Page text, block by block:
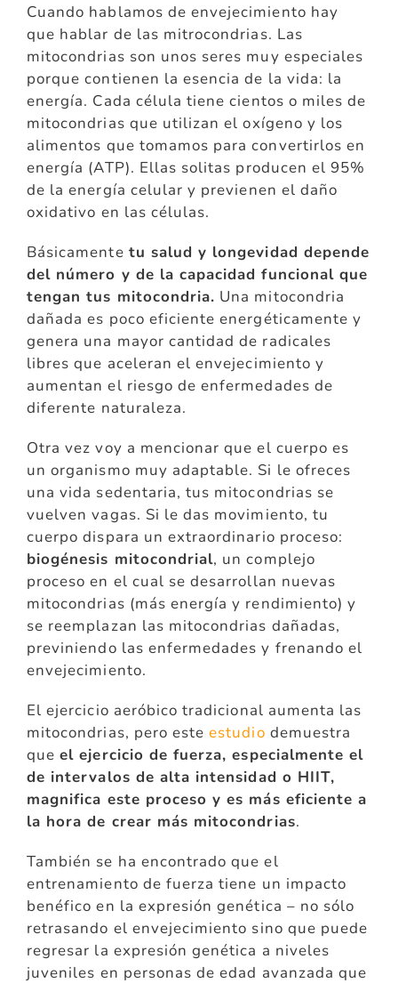
Cuando hablamos de envejecimiento hay
que hablar de las mitrocondrias. Las
mitocondrias son unos seres muy especiales
porque contienen la esencia de la vida: la
energía. Cada célula tiene cientos o miles de
mitocondrias que utilizan el oxígeno y los
alimentos que tomamos para convertirlos en
energía (ATP). Ellas solitas producen el 95%
de la energía celular y previenen el daño
oxidativo en las células.
Básicamente tu salud y longevidad depende
del número y de la capacidad funcional que
tengan tus mitocondria. Una mitocondria
dañada es poco eficiente energéticamente y
genera una mayor cantidad de radicales
libres que aceleran el envejecimiento y
aumentan el riesgo de enfermedades de
diferente naturaleza.
Otra vez voy a mencionar que el cuerpo es
un organismo muy adaptable. Si le ofreces
una vida sedentaria, tus mitocondrias se
vuelven vagas. Si le das movimiento, tu
cuerpo dispara un extraordinario proceso:
biogénesis mitocondrial, un complejo
proceso en el cual se desarrollan nuevas
mitocondrias (más energía y rendimiento) y
se reemplazan las mitocondrias dañadas,
previniendo las enfermedades y frenando el
envejecimiento.
El ejercicio aeróbico tradicional aumenta las
mitocondrias, pero esteestudio demuestra
queel ejercicio de fuerza, especialmente el
de intervalos de alta intensidad o HIIT,
magnifica este proceso y es más eficiente a
la hora de crear más mitocondrias.
También se ha encontrado que el
entrenamiento de fuerza tiene un impacto
benéfico en la expresión genética – no sólo
retrasando el envejecimiento sino que puede
regresar la expresión genética a niveles
juveniles en personas de edad avanzada que